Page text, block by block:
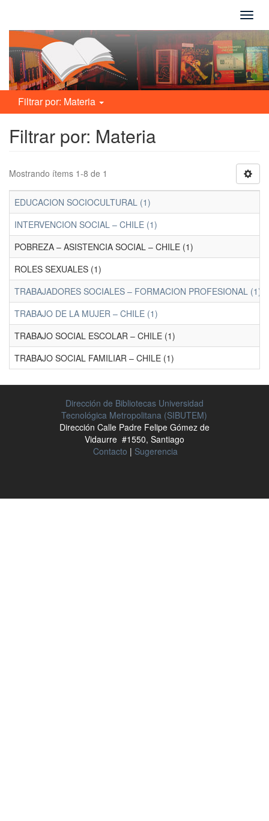
Filtrar por: Materia
Filtrar por: Materia
Mostrando ítems 1-8 de 1
EDUCACION SOCIOCULTURAL (1)
INTERVENCION SOCIAL – CHILE (1)
POBREZA – ASISTENCIA SOCIAL – CHILE (1)
ROLES SEXUALES (1)
TRABAJADORES SOCIALES – FORMACION PROFESIONAL (1)
TRABAJO DE LA MUJER – CHILE (1)
TRABAJO SOCIAL ESCOLAR – CHILE (1)
TRABAJO SOCIAL FAMILIAR – CHILE (1)
Dirección de Bibliotecas Universidad
Tecnológica Metropolitana (SIBUTEM)
Dirección Calle Padre Felipe Gómez de
Vidaurre #1550, Santiago
Contacto | Sugerencia